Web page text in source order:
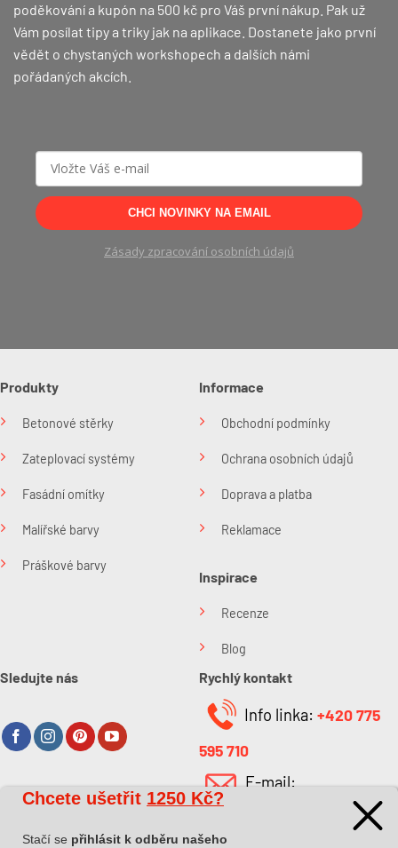
na
stránce
produktu
poděkování a kupón na 500 kč pro Váš první nákup. Pak už
Vám posílat tipy a triky jak na aplikace. Dostanete jako první
vědět o chystaných workshopech a dalších námi
pořádaných akcích.
CHCI NOVINKY NA EMAIL
Zásady zpracování osobních údajů
Produkty
Betonové stěrky
Zateplovací systémy
Fasádní omítky
Malířské barvy
Práškové barvy
Informace
Obchodní podmínky
Ochrana osobních údajů
Doprava a platba
Reklamace
Inspirace
Recenze
Blog
Sledujte nás
O společnosti
O nás
Rychlý kontakt
Info linka: +420 775
595 710
E-mail:
Chcete ušetřit 1250 Kč?
Stačí se přihlásit k odběru našeho